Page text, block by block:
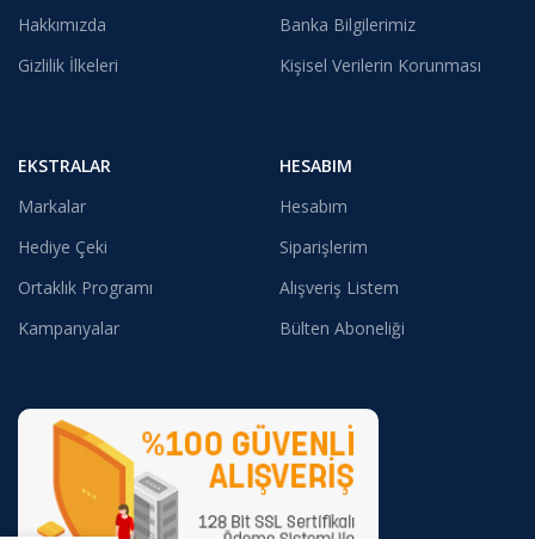
Hakkımızda
Gizlilik İlkeleri
Banka Bilgilerimiz
Kişisel Verilerin Korunması
EKSTRALAR
Markalar
Hediye Çeki
Ortaklık Programı
Kampanyalar
HESABIM
Hesabım
Siparişlerim
Alışveriş Listem
Bülten Aboneliği